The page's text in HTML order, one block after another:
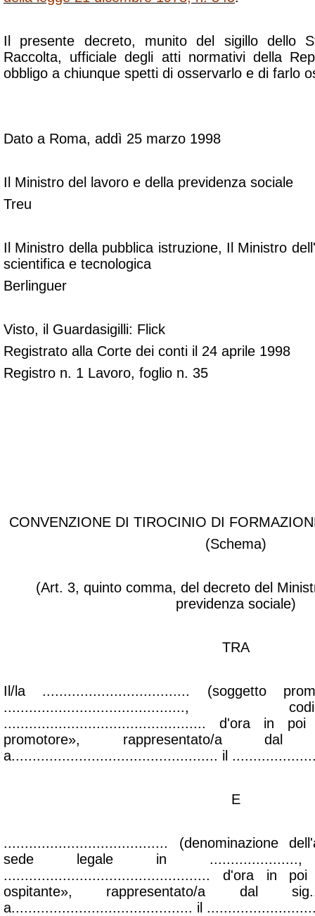
Il presente decreto, munito del sigillo dello
Raccolta, ufficiale degli atti normativi della
obbligo a chiunque spetti di osservarlo e di farlo
Dato a Roma, addì 25 marzo 1998
Il Ministro del lavoro e della previdenza sociale
Treu
Il Ministro della pubblica istruzione, Il Ministro
scientifica e tecnologica
Berlinguer
Visto, il Guardasigilli: Flick
Registrato alla Corte dei conti il 24 aprile 1998
Registro n. 1 Lavoro, foglio n. 35
CONVENZIONE DI TIROCINIO DI
(Schema)
(Art. 3, quinto comma, del decreto del
previdenza sociale)
TRA
Il/la ................................... (soggetto
................................................ d'ora in poi
promotore», rappresentato/a
a................................................. il
E
....................................... (denominazione
sede legale in
................................................. d'ora in poi
ospitante», rappresentato/a dal
a........................................... il